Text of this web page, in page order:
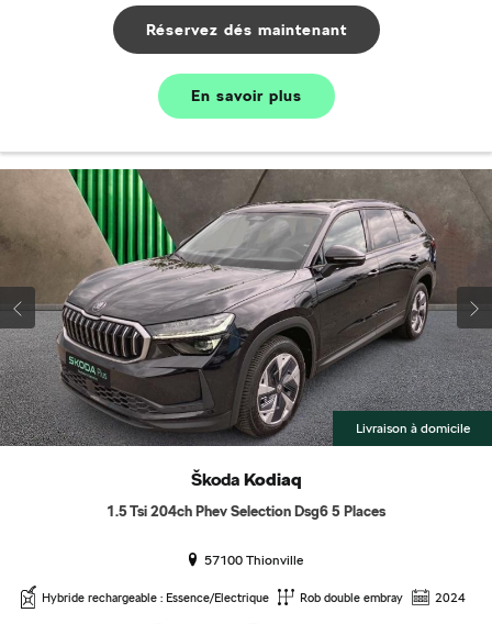
Réservez dés maintenant
En savoir plus
Livraison à domicile
Škoda Kodiaq
1.5 Tsi 204ch Phev Selection Dsg6 5 Places
57100 Thionville
Hybride rechargeable : Essence/Electrique Rob double embray 2024